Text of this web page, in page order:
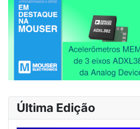
Última Edição